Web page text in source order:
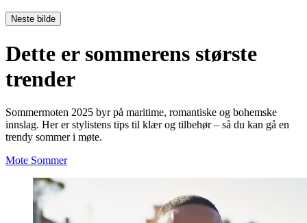
Neste bilde
Dette er sommerens største
trender
Sommermoten 2025 byr på maritime, romantiske og bohemske
innslag. Her er stylistens tips til klær og tilbehør – så du kan gå en
trendy sommer i møte.
Mote Sommer